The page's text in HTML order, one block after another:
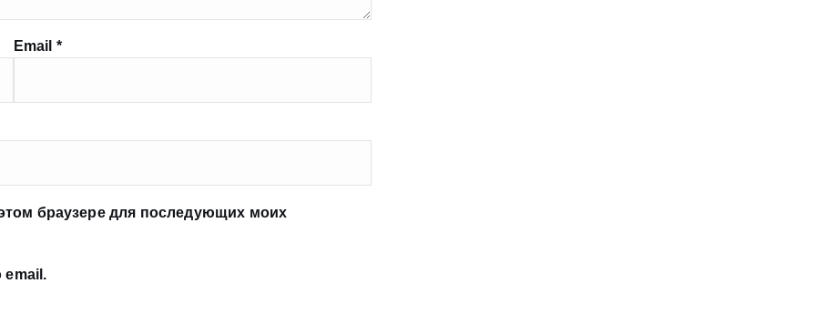
Email *
браузере для последующих моих
email.